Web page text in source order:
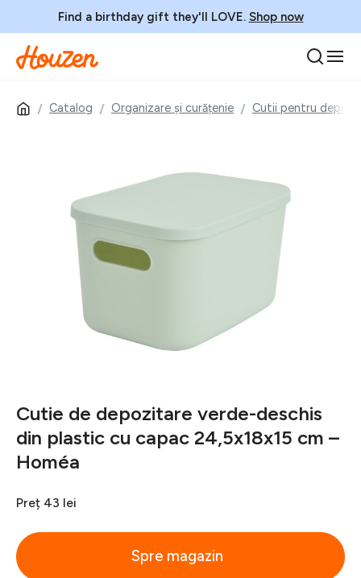
Find a birthday gift they'll LOVE. Shop now
Catalog Organizare și curățenie Cutii pentru
Cutie de depozitare verde-deschis
din plastic cu capac 24,5x18x15 cm –
Homéa
Preț 43 lei
Spre magazin